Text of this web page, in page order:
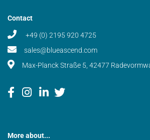
Contact
+49 (0) 2195 920 4725
sales@blueascend.com
Max-Planck Straße 5, 42477
More about...